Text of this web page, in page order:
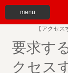
menu
【アクセ
要求す
クセス